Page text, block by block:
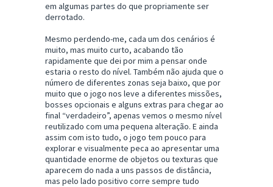
em algumas partes do que propriamente ser
derrotado.
Mesmo perdendo-me, cada um dos cenários é
muito, mas muito curto, acabando tão
rapidamente que dei por mim a pensar onde
estaria o resto do nível. Também não ajuda que o
número de diferentes zonas seja baixo, que por
muito que o jogo nos leve a diferentes missões,
bosses opcionais e alguns extras para chegar ao
final “verdadeiro”, apenas vemos o mesmo nível
reutilizado com uma pequena alteração. E ainda
assim com isto tudo, o jogo tem pouco para
explorar e visualmente peca ao apresentar uma
quantidade enorme de objetos ou texturas que
aparecem do nada a uns passos de distância,
mas pelo lado positivo corre sempre tudo